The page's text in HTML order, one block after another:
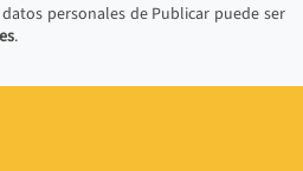
personales de Publicar puede ser
.